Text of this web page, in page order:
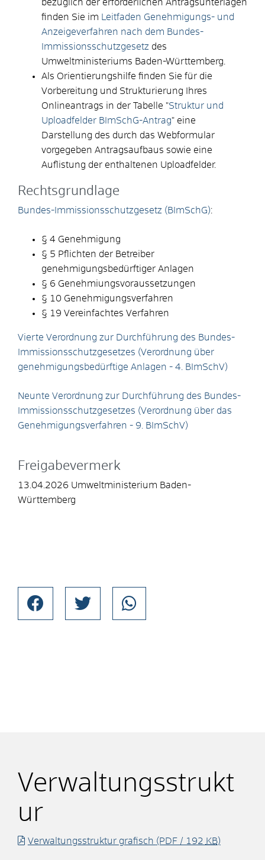
bezüglich der erforderlichen Antragsunterlagen
finden Sie im Leitfaden Genehmigungs- und
Anzeigeverfahren nach dem Bundes-
Immissionsschutzgesetz des
Umweltministeriums Baden-Württemberg.
Als Orientierungshilfe finden Sie für die
Vorbereitung und Strukturierung Ihres
Onlineantrags in der Tabelle "Struktur und
Uploadfelder BImSchG-Antrag" eine
Darstellung des durch das Webformular
vorgegeben Antragsaufbaus sowie eine
Auflistung der enthaltenen Uploadfelder.
Rechtsgrundlage
Bundes-Immissionsschutzgesetz (BImSchG):
§ 4 Genehmigung
§ 5 Pflichten der Betreiber
genehmigungsbedürftiger Anlagen
§ 6 Genehmiungsvoraussetzungen
§ 10 Genehmigungsverfahren
§ 19 Vereinfachtes Verfahren
Vierte Verordnung zur Durchführung des Bundes-
Immissionsschutzgesetzes (Verordnung über
genehmigungsbedürftige Anlagen - 4. BImSchV)
Neunte Verordnung zur Durchführung des Bundes-
Immissionsschutzgesetzes (Verordnung über das
Genehmigungsverfahren - 9. BImSchV)
Freigabevermerk
13.04.2026 Umweltministerium Baden-
Württemberg
Verwaltungsstrukt
ur
Verwaltungsstruktur grafisch (PDF / 192 KB)